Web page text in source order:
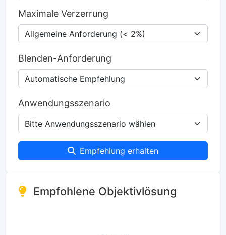
Maximale Verzerrung
Blenden-Anforderung
Anwendungsszenario
Empfehlung erhalten
Empfohlene Objektivlösung